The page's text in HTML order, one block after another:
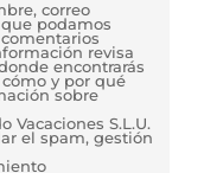
correo
podamos
revisa
encontrarás
y por qué
sobre
Vacaciones S.L.U.
el spam, gestión